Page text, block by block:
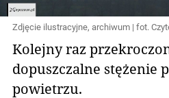
Zdjęcie ilustracyjne, archiwum | fot.
Kolejny raz
dopuszczalne stężenie
powietrzu.